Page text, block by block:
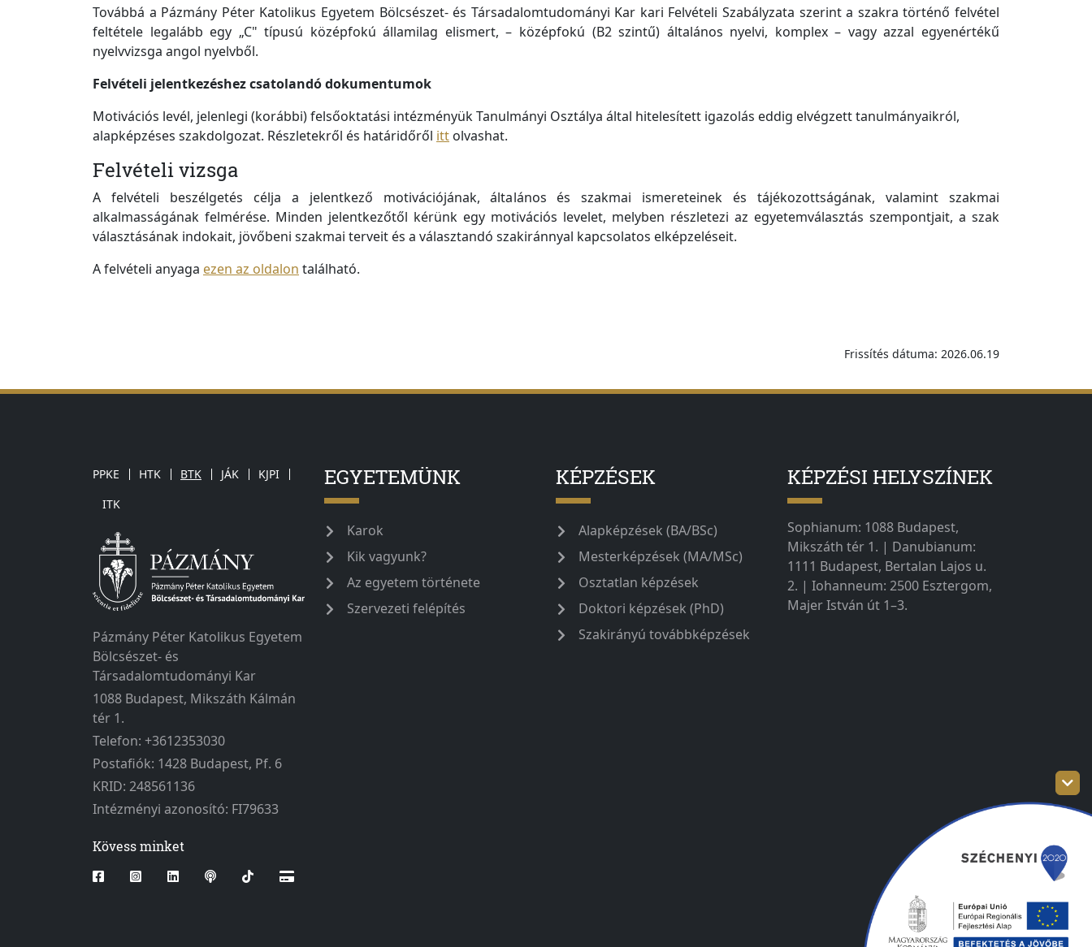
Továbbá a Pázmány Péter Katolikus Egyetem Bölcsészet- és Társadalomtudományi Kar kari Felvételi Szabályzata szerint a szakra történő felvétel
feltétele legalább egy „C" típusú középfokú államilag elismert, – középfokú (B2 szintű) általános nyelvi, komplex – vagy azzal egyenértékű
nyelvvizsga angol nyelvből.
Felvételi jelentkezéshez csatolandó dokumentumok
Motivációs levél, jelenlegi (korábbi) felsőoktatási intézményük Tanulmányi Osztálya által hitelesített igazolás eddig elvégzett tanulmányaikról,
alapképzéses szakdolgozat. Részletekről és határidőről itt olvashat.
Felvételi vizsga
A felvételi beszélgetés célja a jelentkező motivációjának, általános és szakmai ismereteinek és tájékozottságának, valamint szakmai
alkalmasságának felmérése. Minden jelentkezőtől kérünk egy motivációs levelet, melyben részletezi az egyetemválasztás szempontjait, a szak
választásának indokait, jövőbeni szakmai terveit és a választandó szakiránnyal kapcsolatos elképzeléseit.
A felvételi anyaga ezen az oldalon található.
Frissítés dátuma: 2026.06.19
PPKE HTK BTK JÁK
KJPI
ITK
Pázmány Péter Katolikus Egyetem
Bölcsészet- és
Társadalomtudományi Kar
1088 Budapest, Mikszáth Kálmán
tér 1.
Telefon: +3612353030
Postafiók: 1428 Budapest, Pf. 6
KRID: 248561136
Intézményi azonosító: FI79633
Kövess minket
EGYETEMÜNK
Karok
Kik vagyunk?
Az egyetem története
Szervezeti felépítés
KÉPZÉSEK
Alapképzések (BA/BSc)
Mesterképzések (MA/MSc)
Osztatlan képzések
Doktori képzések (PhD)
Szakirányú továbbképzések
KÉPZÉSI HELYSZÍNEK
Sophianum: 1088 Budapest,
Mikszáth tér 1. | Danubianum:
1111 Budapest, Bertalan Lajos u.
2. | Iohanneum: 2500 Esztergom,
Majer István út 1–3.